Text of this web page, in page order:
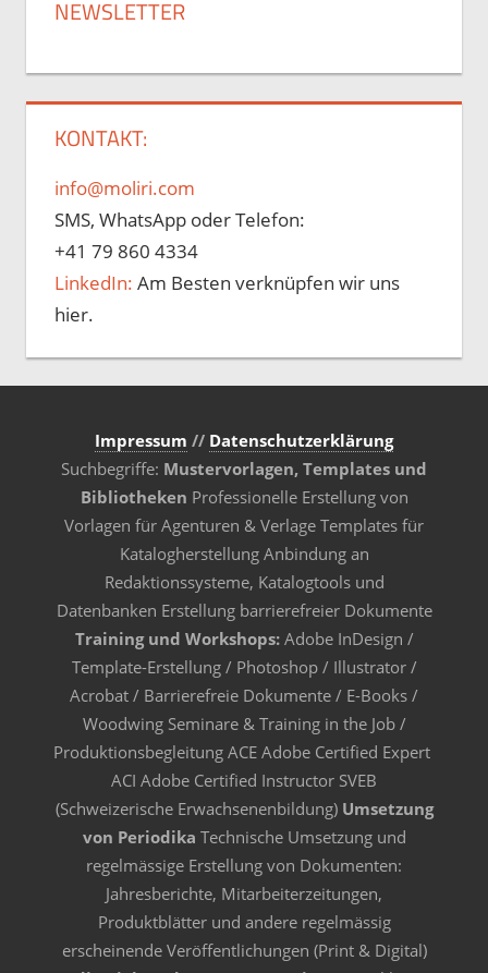
NEWSLETTER
KONTAKT:
info@moliri.com
SMS, WhatsApp oder Telefon:
+41 79 860 4334
LinkedIn: Am Besten verknüpfen wir uns
hier.
Impressum // Datenschutzerklärung
Suchbegriffe: Mustervorlagen, Templates und
Bibliotheken Professionelle Erstellung von
Vorlagen für Agenturen & Verlage Templates für
Katalogherstellung Anbindung an
Redaktionssysteme, Katalogtools und
Datenbanken Erstellung barrierefreier Dokumente
Training und Workshops:Adobe InDesign /
Template-Erstellung / Photoshop / Illustrator /
Acrobat / Barrierefreie Dokumente / E-Books /
Woodwing Seminare & Training in the Job /
Produktionsbegleitung ACE Adobe Certified Expert
ACI Adobe Certified Instructor SVEB
(Schweizerische Erwachsenenbildung) Umsetzung
von Periodika Technische Umsetzung und
regelmässige Erstellung von Dokumenten:
Jahresberichte, Mitarbeiterzeitungen,
Produktblätter und andere regelmässig
erscheinende Veröffentlichungen (Print & Digital)